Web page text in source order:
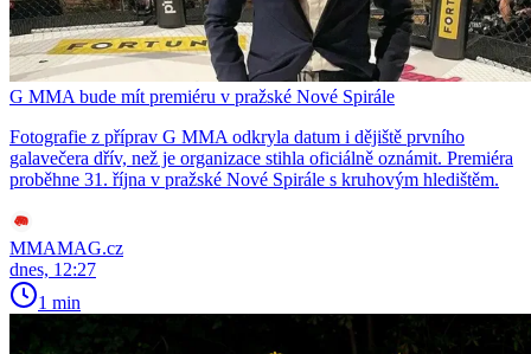
G MMA bude mít premiéru v pražské Nové Spirále
Fotografie z příprav G MMA odkryla datum i dějiště prvního
galavečera dřív, než je organizace stihla oficiálně oznámit. Premiéra
proběhne 31. října v pražské Nové Spirále s kruhovým hledištěm.
MMAMAG.cz
dnes, 12:27
1 min